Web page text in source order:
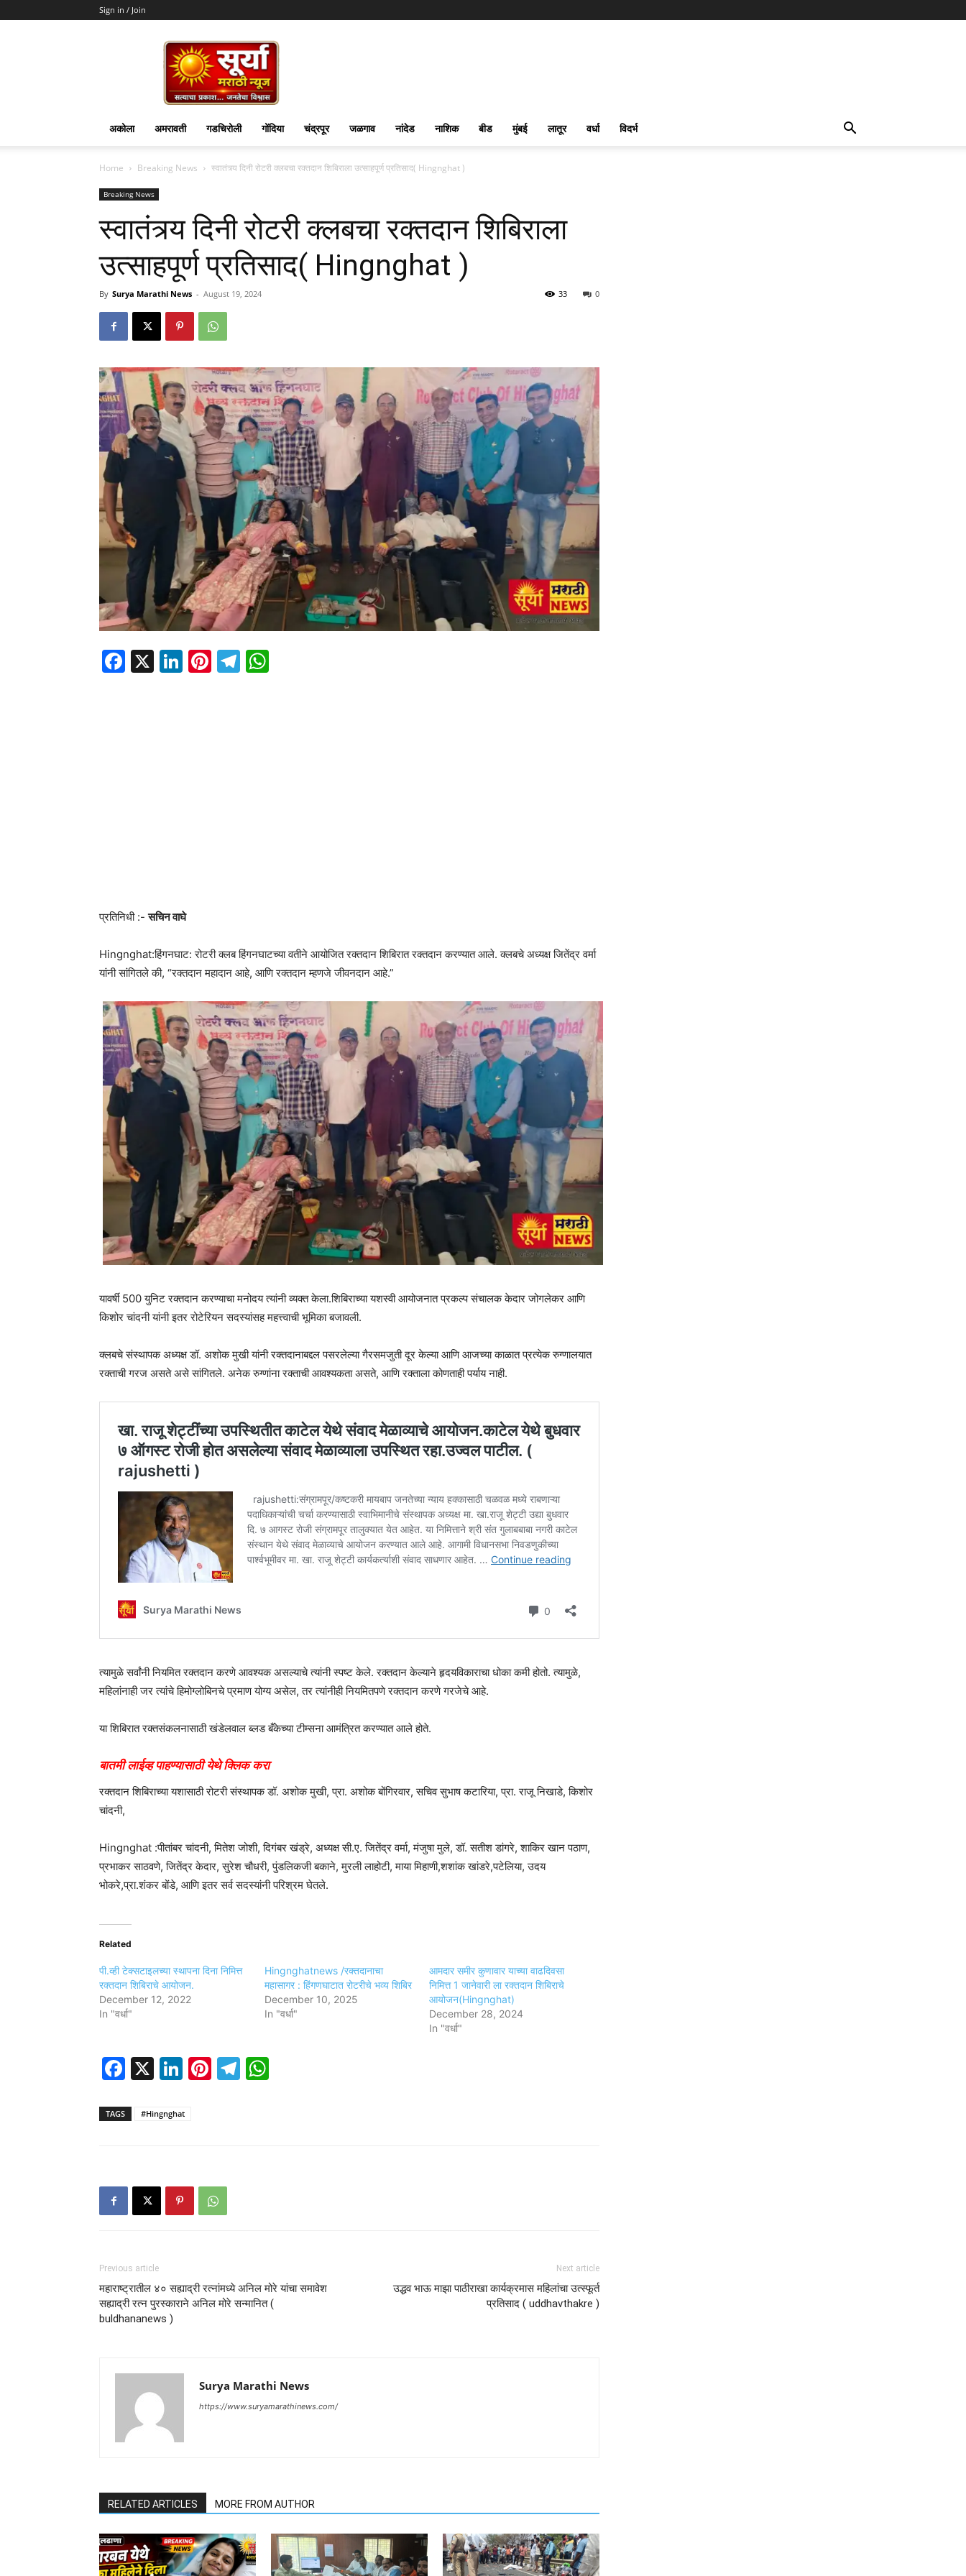
Sign in / Join
Surya
Marathi
News
अकोला अमरावती गडचिरोली गोंदिया चंद्रपूर जळगाव नांदेड नाशिक बीड मुंबई लातूर वर्धा विदर्भ
Home Breaking News स्वातंत्र्य दिनी रोटरी क्लबचा रक्तदान शिबिराला उत्साहपूर्ण प्रतिसाद( Hingnghat )
Breaking News
स्वातंत्र्य दिनी रोटरी क्लबचा रक्तदान शिबिराला
उत्साहपूर्ण प्रतिसाद( Hingnghat )
By Surya Marathi News - August 19, 2024 0
33
Facebook
X LinkedIn
Pinterest
Telegram
प्रतिनिधी :-सचिन वाघे
Hingnghat:हिंगनघाट: रोटरी क्लब हिंगनघाटच्या वतीने आयोजित रक्तदान शिबिरात रक्तदान करण्यात आले. क्लबचे अध्यक्ष जितेंद्र वर्मा
यांनी सांगितले की, “रक्तदान महादान आहे, आणि रक्तदान म्हणजे जीवनदान आहे.”
यावर्षी 500 युनिट रक्तदान करण्याचा मनोदय त्यांनी व्यक्त केला.शिबिराच्या यशस्वी आयोजनात प्रकल्प संचालक केदार जोगलेकर आणि
किशोर चांदनी यांनी इतर रोटेरियन सदस्यांसह महत्त्वाची भूमिका बजावली.
क्लबचे संस्थापक अध्यक्ष डॉ. अशोक मुखी यांनी रक्तदानाबद्दल पसरलेल्या गैरसमजुती दूर केल्या आणि आजच्या काळात प्रत्येक रुग्णालयात
रक्ताची गरज असते असे सांगितले. अनेक रुग्णांना रक्ताची आवश्यकता असते, आणि रक्ताला कोणताही पर्याय नाही.
त्यामुळे सर्वांनी नियमित रक्तदान करणे आवश्यक असल्याचे त्यांनी स्पष्ट केले. रक्तदान केल्याने हृदयविकाराचा धोका कमी होतो. त्यामुळे,
महिलांनाही जर त्यांचे हिमोग्लोबिनचे प्रमाण योग्य असेल, तर त्यांनीही नियमितपणे रक्तदान करणे गरजेचे आहे.
या शिबिरात रक्तसंकलनासाठी खंडेलवाल ब्लड बँकेच्या टीम्सना आमंत्रित करण्यात आले होते.
बातमी लाईव्ह पाहण्यासाठी येथे क्लिक करा
रक्तदान शिबिराच्या यशासाठी रोटरी संस्थापक डॉ. अशोक मुखी, प्रा. अशोक बोंगिरवार, सचिव सुभाष कटारिया, प्रा. राजू निखाडे, किशोर
चांदनी,
Hingnghat :पीतांबर चांदनी, मितेश जोशी, दिगंबर खंड्रे, अध्यक्ष सी.ए. जितेंद्र वर्मा, मंजुषा मुले, डॉ. सतीश डांगरे, शाकिर खान पठाण,
प्रभाकर साठवणे, जितेंद्र केदार, सुरेश चौधरी, पुंडलिकजी बकाने, मुरली लाहोटी, माया मिहाणी,शशांक खांडरे,पटेलिया, उदय
भोकरे,प्रा.शंकर बोंडे, आणि इतर सर्व सदस्यांनी परिश्रम घेतले.
Related
पी.व्ही टेक्सटाइलच्या स्थापना दिना निमित्त
रक्तदान शिबिराचे आयोजन.
December 12, 2022
In "वर्धा"
Hingnghatnews /रक्तदानाचा
महासागर : हिंगणघाटात रोटरीचे भव्य शिबिर
December 10, 2025
In "वर्धा"
आमदार समीर कुणावार याच्या वाढदिवसा
निमित्त 1 जानेवारी ला रक्तदान शिबिराचे
आयोजन(Hingnghat)
December 28, 2024
In "वर्धा"
Facebook
X LinkedIn
Pinterest
Telegram
TAGS #Hingnghat
Previous article
महाराष्ट्रातील ४०‌‌ सह्याद्री रत्नांमध्ये अनिल मोरे यांचा समावेश
सह्याद्री रत्न पुरस्काराने अनिल मोरे सन्मानित (
buldhananews )
Next article
उद्धव भाऊ माझा पाठीराखा कार्यक्रमास महिलांचा उत्स्फूर्त
प्रतिसाद ( uddhavthakre )
Surya Marathi News
https://www.suryamarathinews.com/
RELATED ARTICLES MORE FROM AUTHOR